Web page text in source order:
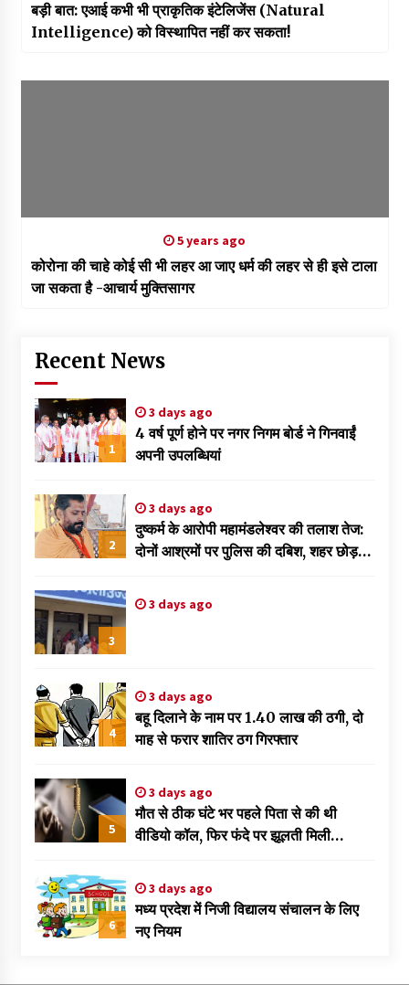
बड़ी बात: एआई कभी भी प्राकृतिक इंटेलिजेंस (Natural
Intelligence) को विस्थापित नहीं कर सकता!
5 years ago
कोरोना की चाहे कोई सी भी लहर आ जाए धर्म की लहर से ही इसे टाला
जा सकता है -आचार्य मुक्तिसागर
Recent News
1
3 days ago
4 वर्ष पूर्ण होने पर नगर निगम बोर्ड ने गिनवाईं
अपनी उपलब्धियां
2
3 days ago
दुष्कर्म के आरोपी महामंडलेश्वर की तलाश तेज:
दोनों आश्रमों पर पुलिस की दबिश, शहर छोड़
3
3 days ago
4
3 days ago
बहू दिलाने के नाम पर 1.40 लाख की ठगी, दो
माह से फरार शातिर ठग गिरफ्तार
5
3 days ago
मौत से ठीक घंटे भर पहले पिता से की थी
वीडियो कॉल, फिर फंदे पर झूलती मिली
6
3 days ago
मध्य प्रदेश में निजी विद्यालय संचालन के लिए
नए नियम